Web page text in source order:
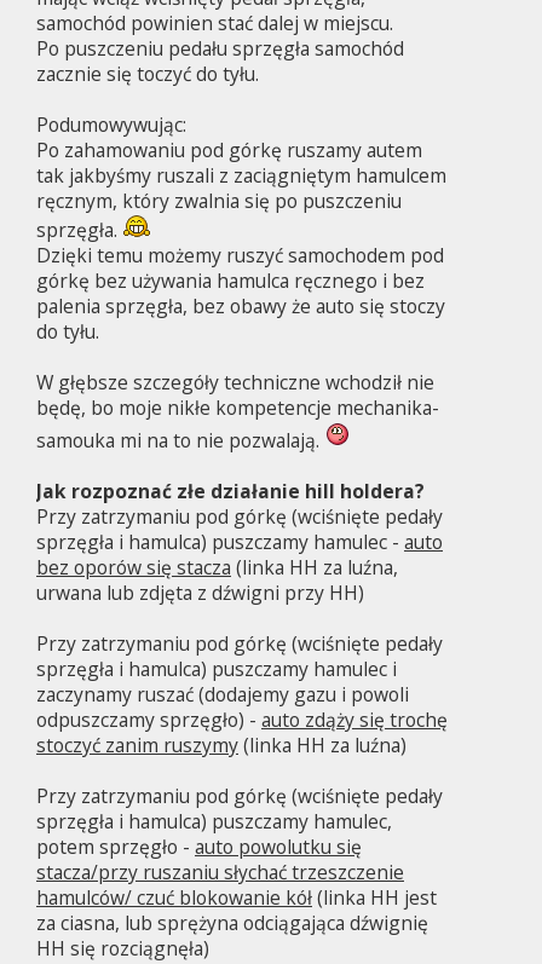
samochód powinien stać dalej w miejscu.
Po puszczeniu pedału sprzęgła samochód
zacznie się toczyć do tyłu.
Podumowywując:
Po zahamowaniu pod górkę ruszamy autem
tak jakbyśmy ruszali z zaciągniętym hamulcem
ręcznym, który zwalnia się po puszczeniu
sprzęgła.
Dzięki temu możemy ruszyć samochodem pod
górkę bez używania hamulca ręcznego i bez
palenia sprzęgła, bez obawy że auto się stoczy
do tyłu.
W głębsze szczegóły techniczne wchodził nie
będę, bo moje nikłe kompetencje mechanika-
samouka mi na to nie pozwalają.
Jak rozpoznać złe działanie hill holdera?
Przy zatrzymaniu pod górkę (wciśnięte pedały
sprzęgła i hamulca) puszczamy hamulec - auto
bez oporów się stacza (linka HH za luźna,
urwana lub zdjęta z dźwigni przy HH)
Przy zatrzymaniu pod górkę (wciśnięte pedały
sprzęgła i hamulca) puszczamy hamulec i
zaczynamy ruszać (dodajemy gazu i powoli
odpuszczamy sprzęgło) - auto zdąży się trochę
stoczyć zanim ruszymy(linka HH za luźna)
Przy zatrzymaniu pod górkę (wciśnięte pedały
sprzęgła i hamulca) puszczamy hamulec,
potem sprzęgło - auto powolutku się
stacza/przy ruszaniu słychać trzeszczenie
hamulców/ czuć blokowanie kół(linka HH jest
za ciasna, lub sprężyna odciągająca dźwignię
HH się rozciągnęła)